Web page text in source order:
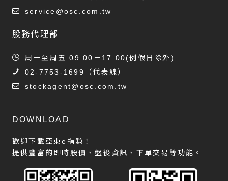
service@osc.com.tw
股務代理部
周一至周五 09:00－17:00(例假日除外)
02-7753-1699
（代表線）
stockagent@osc.com.tw
DOWNLOAD
歡迎下載亞東e指賺！
提供豐富的即時股價、盤後資訊、下單交易等功能。